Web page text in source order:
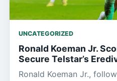
UNCATEGORIZED
Ronald Koeman Jr.
Secure Telstar’s
Ronald Koeman Jr.,